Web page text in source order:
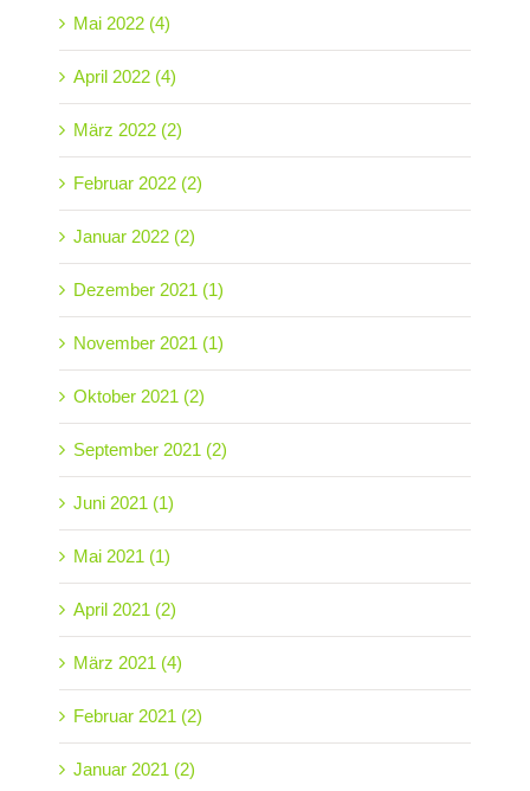
Mai 2022 (4)
April 2022 (4)
März 2022 (2)
Februar 2022 (2)
Januar 2022 (2)
Dezember 2021 (1)
November 2021 (1)
Oktober 2021 (2)
September 2021 (2)
Juni 2021 (1)
Mai 2021 (1)
April 2021 (2)
März 2021 (4)
Februar 2021 (2)
Januar 2021 (2)